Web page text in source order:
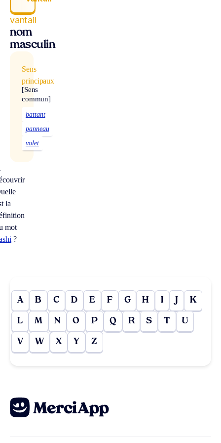
vantail
nom
masculin
Sens
principaux
[Sens
commun]
battant
panneau
volet
la
mot
?
A B C D E F G H I J K
L M N O P Q R S T U
V W X Y Z